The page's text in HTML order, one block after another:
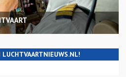
LUCHTVAARTNIEUWS.NL!